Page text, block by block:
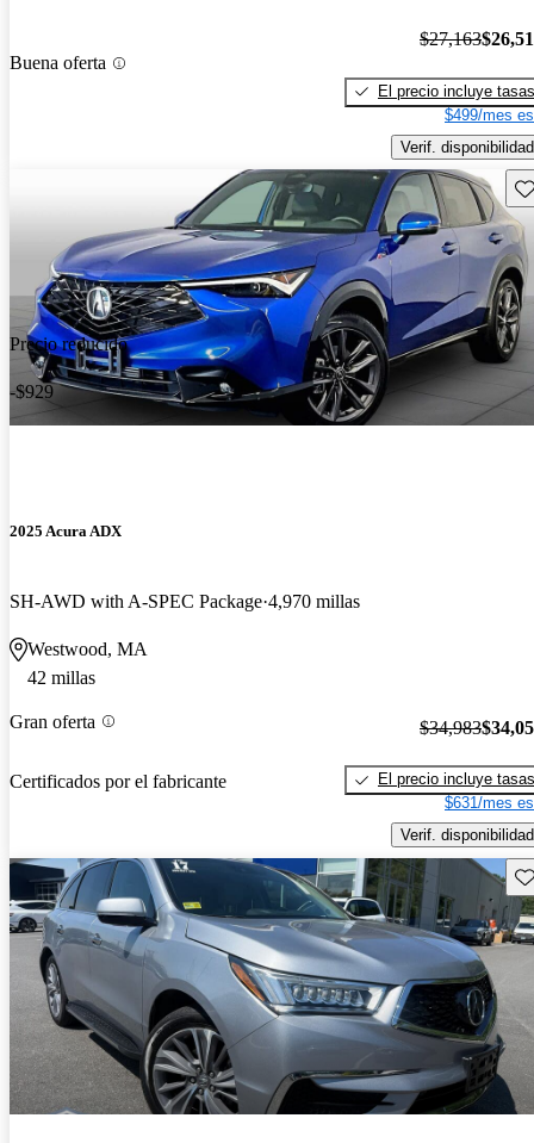
Buena oferta
$27,163
El precio incluye tasas
$499/mes
Verif. disponibilidad
Precio reducido
-$929
2025 Acura ADX
SH-AWD with A-SPEC Package 4,970 millas
Westwood, MA
42 millas
Gran oferta
Certificados por el fabricante
$34,983
El precio incluye tasas
$631/mes
Verif. disponibilidad